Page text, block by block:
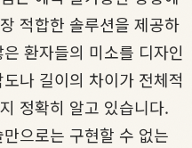
적합한 솔루션을 제공하
환자들의 미소를 디자인
나 길이의 차이가 전체적
정확히 알고 있습니다.
으로는 구현할 수 없는